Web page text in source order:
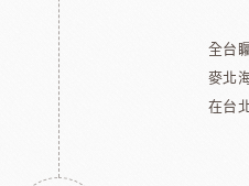
全台
麥北
在台